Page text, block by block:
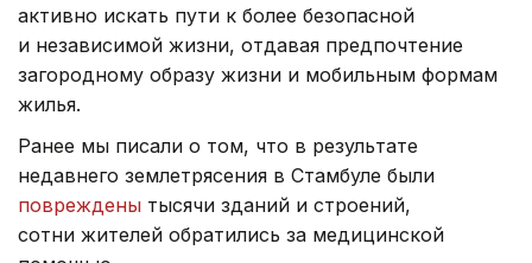
активно искать пути к более безопасной
и независимой жизни, отдавая предпочтение
загородному образу жизни и мобильным формам
жилья.
Ранее мы писали о том, что в результате
недавнего землетрясения в Стамбуле были
повреждены тысячи зданий и строений,
сотни жителей обратились за медицинской